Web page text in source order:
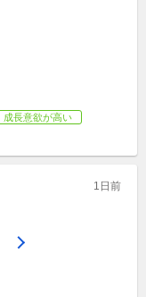
成長意欲が高い
1日前